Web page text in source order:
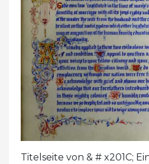
Titelseite von & # x201C;